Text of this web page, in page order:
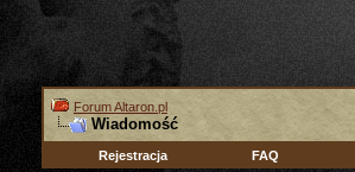
Forum Altaron.pl
Wiadomość
Rejestracja FAQ